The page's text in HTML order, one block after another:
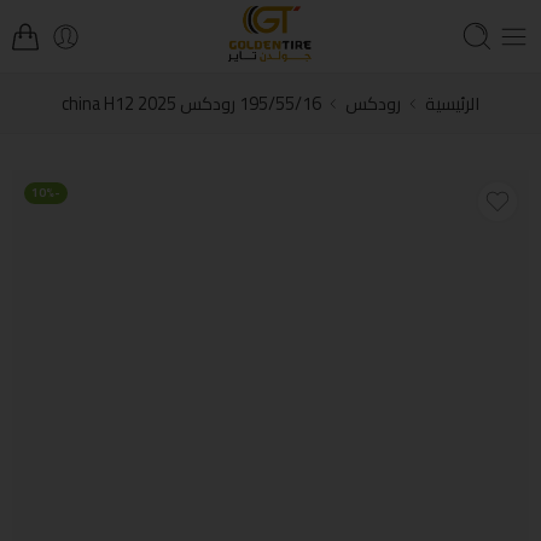
الرئيسية رودكس 195/55/16 رودكس china H12 2025
-10%